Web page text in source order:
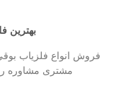
بهترین
فروش انواع فلزیاب
مشتری مشاوره رایگان